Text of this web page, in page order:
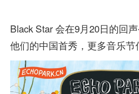
Black Star 会在9月20日的回
他们的中国首秀，更多音乐节